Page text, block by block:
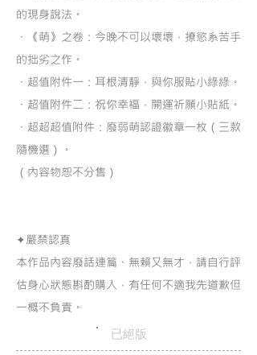
的現身說法。
・《萌》之卷：今晚不可以壞壞，撩慾系苦手
的拙劣之作。
・超值附件一：耳根清靜，與你服貼小綠綠。
・超值附件二：祝你幸福，開運祈願小貼紙。
・超超超值附件：廢弱萌認證徽章一枚（三款
隨機選）。
（內容物恕不分售）
✦嚴禁認真
本作品內容廢話連篇、無賴又無才，請自行評
估身心狀態斟酌購入，有任何不適我先道歉但
一概不負責。
已絕版